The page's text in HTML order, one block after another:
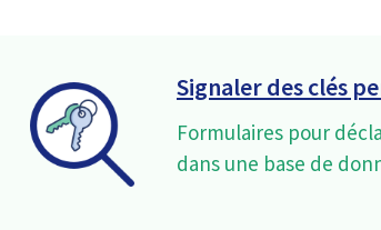
Signaler des clés
Formulaires pour
dans une base de